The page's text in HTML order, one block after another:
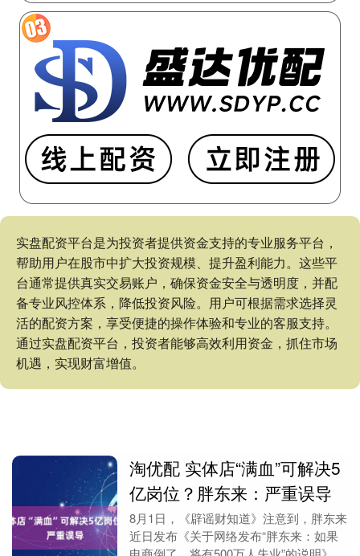
实盘配资平台是为投资者提供资金支持的专业服务平台，
帮助用户在股市中扩大投资规模、提升盈利能力。这些平
台通常提供真实交易账户，确保资金安全与透明度，并配
备专业风控体系，降低投资风险。用户可根据需求选择灵
活的配资方案，享受便捷的操作体验和专业的客服支持。
通过实盘配资平台，投资者能够高效利用资金，抓住市场
机遇，实现财富增值。
淘优配 实体店“满血”可解决5
亿岗位？胖东来：严重误导
8月1日，《辟谣财知道》注意到，胖东来
近日发布《关于网络发布“胖东来：如果